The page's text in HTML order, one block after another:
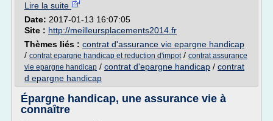
Lire la suite
Date: 2017-01-13 16:07:05
Site : http://meilleursplacements2014.fr
Thèmes liés : contrat d'assurance vie epargne handicap
/ contrat epargne handicap et reduction d'impot/ contrat assurance
vie epargne handicap / contrat d'epargne handicap / contrat
d epargne handicap
Épargne handicap, une assurance vie à
connaître